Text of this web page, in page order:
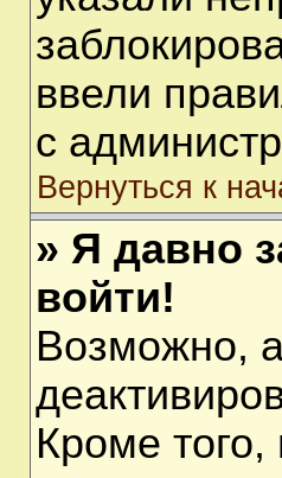
ввели
с
Вернуться к
» Я давно
войти!
Возможно,
Кроме